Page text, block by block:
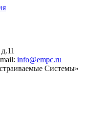
info@empc.ru
Системы»